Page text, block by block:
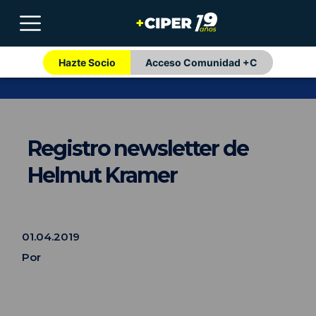
Hazte Socio Acceso Comunidad +C
Registro newsletter de
Helmut Kramer
01.04.2019
Por